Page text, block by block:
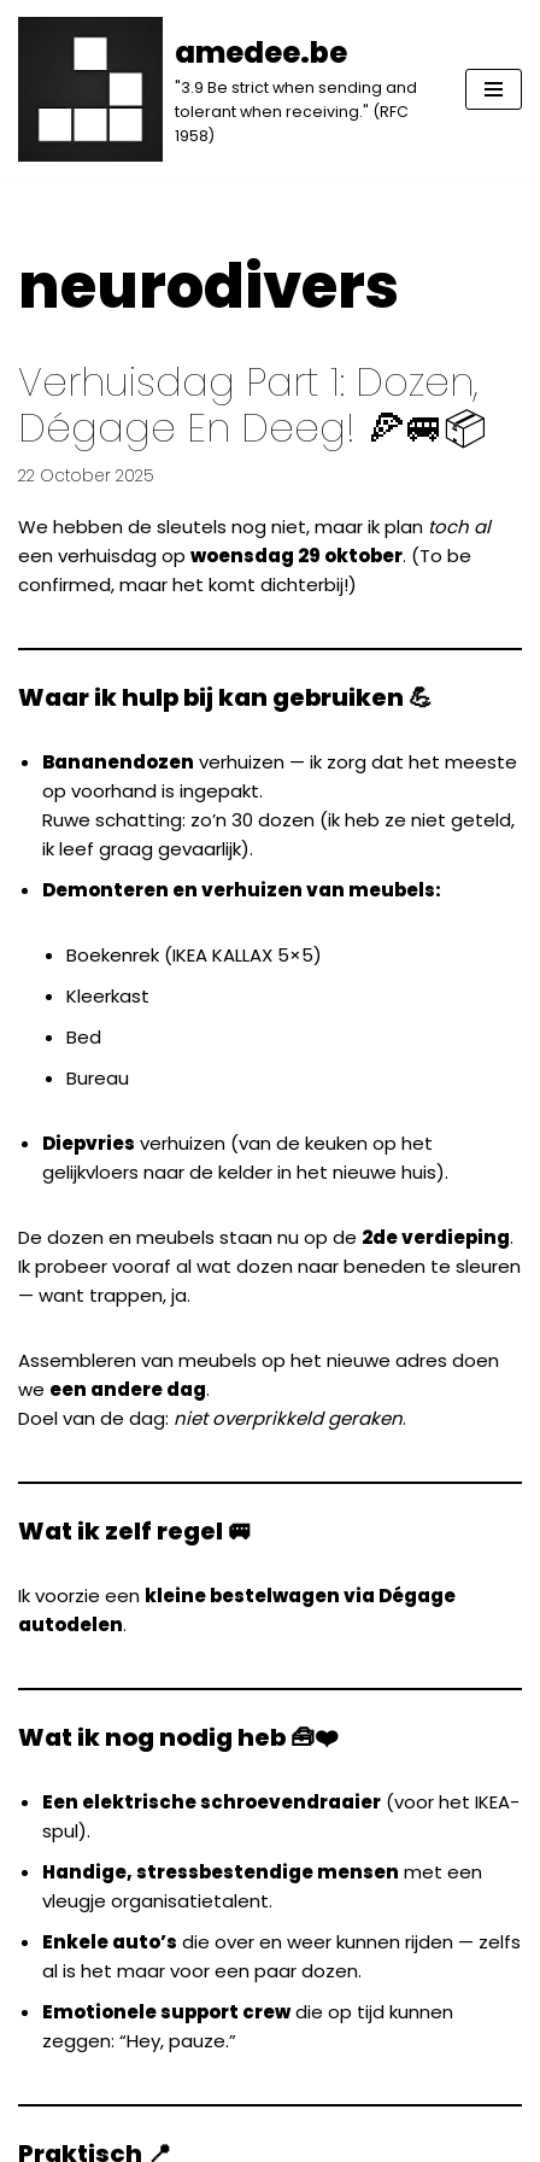
amedee.be
"3.9 Be strict when sending and
tolerant when receiving." (RFC
1958)
neurodivers
Verhuisdag Part 1: Dozen,
Dégage En Deeg! 🍕🚐📦
22 October 2025
We hebben de sleutels nog niet, maar ik plan toch al
een verhuisdag op woensdag 29 oktober. (To be
confirmed, maar het komt dichterbij!)
Waar ik hulp bij kan gebruiken 💪
Bananendozen verhuizen — ik zorg dat het meeste
op voorhand is ingepakt.
Ruwe schatting: zo’n 30 dozen (ik heb ze niet geteld,
ik leef graag gevaarlijk).
Demonteren en verhuizen van meubels:
Boekenrek (IKEA KALLAX 5×5)
Kleerkast
Bed
Bureau
Diepvries verhuizen (van de keuken op het
gelijkvloers naar de kelder in het nieuwe huis).
De dozen en meubels staan nu op de 2de verdieping.
Ik probeer vooraf al wat dozen naar beneden te sleuren
— want trappen, ja.
Assembleren van meubels op het nieuwe adres doen
we een andere dag.
Doel van de dag: niet overprikkeld geraken.
Wat ik zelf regel 🚐
Ik voorzie een kleine bestelwagen via Dégage
autodelen.
Wat ik nog nodig heb 🧰❤️
Een elektrische schroevendraaier (voor het IKEA-
spul).
Handige, stressbestendige mensen met een
vleugje organisatietalent.
Enkele auto’s die over en weer kunnen rijden — zelfs
al is het maar voor een paar dozen.
Emotionele support crewdie op tijd kunnen
zeggen: “Hey, pauze.”
Praktisch 📍